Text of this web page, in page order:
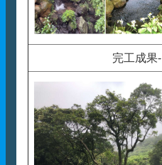
完工成果